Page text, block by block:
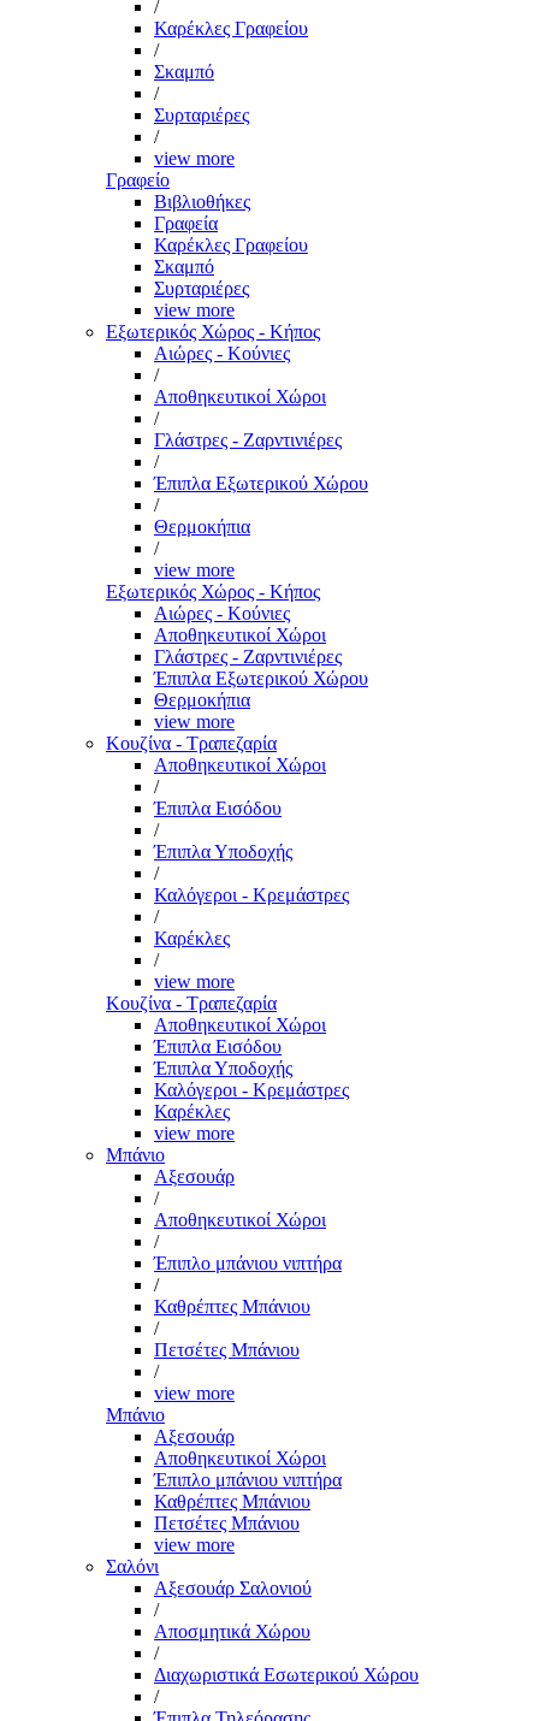
/
Καρέκλες Γραφείου
/
Σκαμπό
/
Συρταριέρες
/
view more
Γραφείο
Βιβλιοθήκες
Γραφεία
Καρέκλες Γραφείου
Σκαμπό
Συρταριέρες
view more
Εξωτερικός Χώρος - Κήπος
Αιώρες - Κούνιες
/
Αποθηκευτικοί Χώροι
/
Γλάστρες - Ζαρντινιέρες
/
Έπιπλα Εξωτερικού Χώρου
/
Θερμοκήπια
/
view more
Εξωτερικός Χώρος - Κήπος
Αιώρες - Κούνιες
Αποθηκευτικοί Χώροι
Γλάστρες - Ζαρντινιέρες
Έπιπλα Εξωτερικού Χώρου
Θερμοκήπια
view more
Κουζίνα - Τραπεζαρία
Αποθηκευτικοί Χώροι
/
Έπιπλα Εισόδου
/
Έπιπλα Υποδοχής
/
Καλόγεροι - Κρεμάστρες
/
Καρέκλες
/
view more
Κουζίνα - Τραπεζαρία
Αποθηκευτικοί Χώροι
Έπιπλα Εισόδου
Έπιπλα Υποδοχής
Καλόγεροι - Κρεμάστρες
Καρέκλες
view more
Μπάνιο
Αξεσουάρ
/
Αποθηκευτικοί Χώροι
/
Έπιπλο μπάνιου νιπτήρα
/
Καθρέπτες Μπάνιου
/
Πετσέτες Μπάνιου
/
view more
Μπάνιο
Αξεσουάρ
Αποθηκευτικοί Χώροι
Έπιπλο μπάνιου νιπτήρα
Καθρέπτες Μπάνιου
Πετσέτες Μπάνιου
view more
Σαλόνι
Αξεσουάρ Σαλονιού
/
Αποσμητικά Χώρου
/
Διαχωριστικά Εσωτερικού Χώρου
/